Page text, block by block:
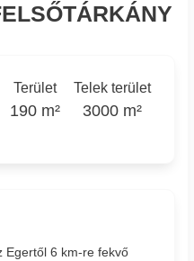
Terület
190 m²
Telek terület
3000 m²
Egertől 6 km-re fekvő